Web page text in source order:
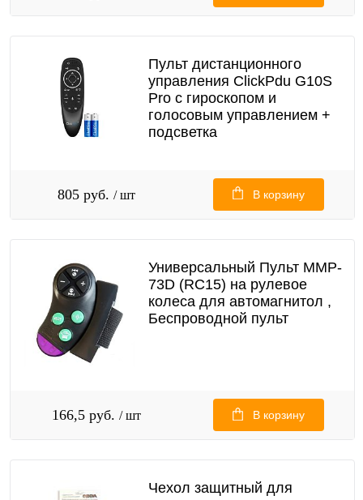
Пульт дистанционного
управления ClickPdu G10S
Pro с гироскопом и
голосовым управлением +
подсветка
805 руб. / шт В корзину
Универсальный Пульт MMP-
73D (RC15) на рулевое
колеса для автомагнитол ,
Беспроводной пульт
166,5 руб. / шт В корзину
Чехол защитный для